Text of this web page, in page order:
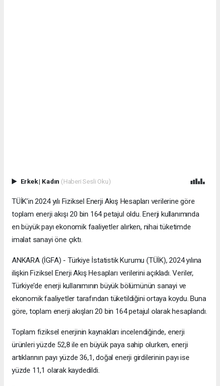
Erkek| Kadın (Haberi Sesli Oku)
TÜİK’in 2024 yılı Fiziksel Enerji Akış Hesapları verilerine göre
toplam enerji akışı 20 bin 164 petajul oldu. Enerji kullanımında
en büyük payı ekonomik faaliyetler alırken, nihai tüketimde
imalat sanayi öne çıktı.
ANKARA (İGFA) - Türkiye İstatistik Kurumu (TÜİK), 2024 yılına
ilişkin Fiziksel Enerji Akış Hesapları verilerini açıkladı. Veriler,
Türkiye’de enerji kullanımının büyük bölümünün sanayi ve
ekonomik faaliyetler tarafından tüketildiğini ortaya koydu. Buna
göre, toplam enerji akışları 20 bin 164 petajul olarak hesaplandı.
Toplam fiziksel enerjinin kaynakları incelendiğinde, enerji
ürünleri yüzde 52,8 ile en büyük paya sahip olurken, enerji
artıklarının payı yüzde 36,1, doğal enerji girdilerinin payı ise
yüzde 11,1 olarak kaydedildi.